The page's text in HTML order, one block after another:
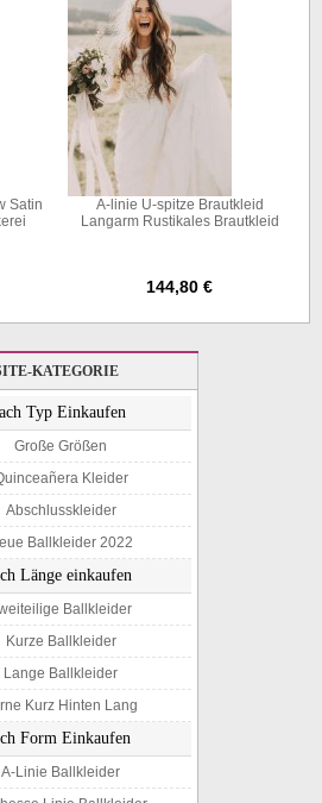
Satin
A-linie U-spitze Brautkleid
Langarm Rustikales Brautkleid
144,80 €
KATEGORIE
Typ Einkaufen
Große Größen
Kleider
Abschlusskleider
Ballkleider 2022
Länge einkaufen
Ballkleider
Kurze Ballkleider
Lange Ballkleider
Kurz Hinten Lang
Form Einkaufen
A-Linie Ballkleider